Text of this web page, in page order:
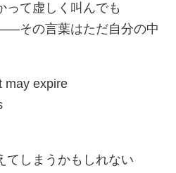
って虚しく叫んでも
その言葉はただ自分の中
may expire
しまうかもしれない